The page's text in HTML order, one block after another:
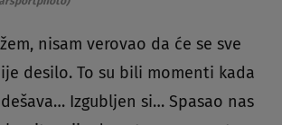
nisam verovao da će se sve
desilo. To su bili momenti kada
Izgubljen si… Spasao nas